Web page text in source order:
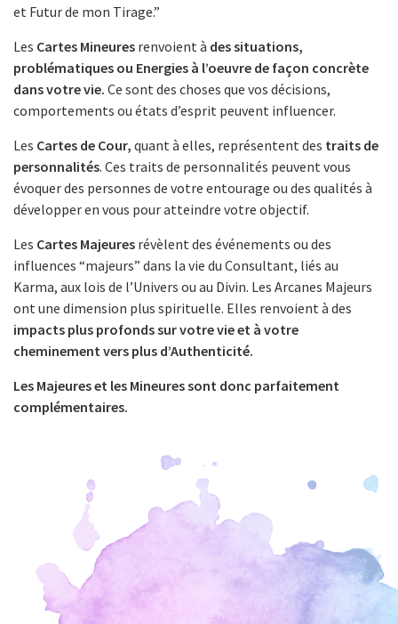
et Futur de mon Tirage.”
Les Cartes Mineures renvoient à des situations,
problématiques ou Energies à l’oeuvre de façon concrète
dans votre vie. Ce sont des choses que vos décisions,
comportements ou états d’esprit peuvent influencer.
Les Cartes de Cour, quant à elles, représentent des traits de
personnalités. Ces traits de personnalités peuvent vous
évoquer des personnes de votre entourage ou des qualités à
développer en vous pour atteindre votre objectif.
Les Cartes Majeures révèlent des événements ou des
influences “majeurs” dans la vie du Consultant, liés au
Karma, aux lois de l’Univers ou au Divin. Les Arcanes Majeurs
ont une dimension plus spirituelle. Elles renvoient à des
impacts plus profonds sur votre vie et à votre
cheminement vers plus d’Authenticité.
Les Majeures et les Mineures sont donc parfaitement
complémentaires.